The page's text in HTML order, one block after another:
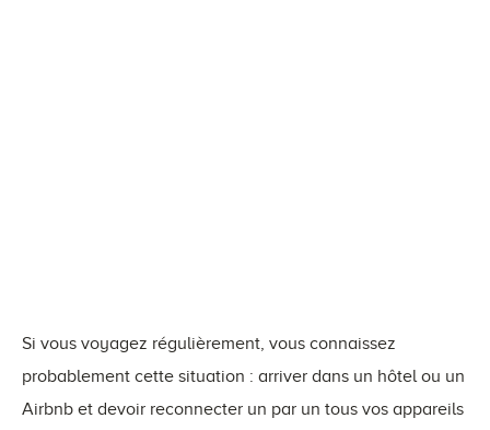
Si vous voyagez régulièrement, vous connaissez
probablement cette situation : arriver dans un hôtel ou un
Airbnb et devoir reconnecter un par un tous vos appareils